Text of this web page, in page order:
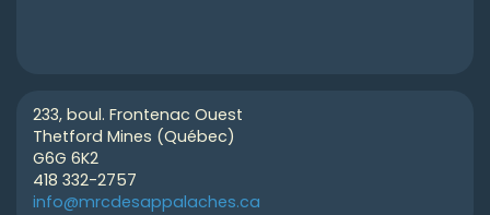
233, boul. Frontenac Ouest
Thetford Mines (Québec)
G6G 6K2
418 332-2757
info@mrcdesappalaches.ca